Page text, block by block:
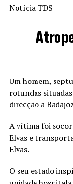
Notícia TDS
Um homem,
rotundas
direcção a
A vítima foi
Elvas e
Elvas.
O seu estado